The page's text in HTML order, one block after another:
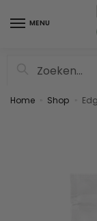
MENU
Home Shop